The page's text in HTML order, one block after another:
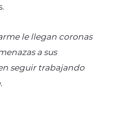
le llegan coronas
a sus
seguir trabajando